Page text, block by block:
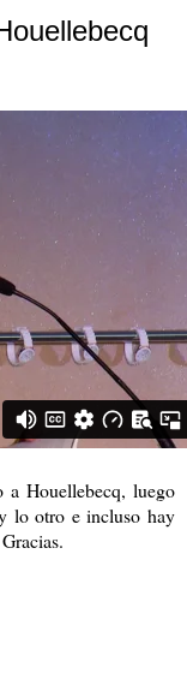
a Houellebecq, luego
lo otro e incluso hay
Gracias.